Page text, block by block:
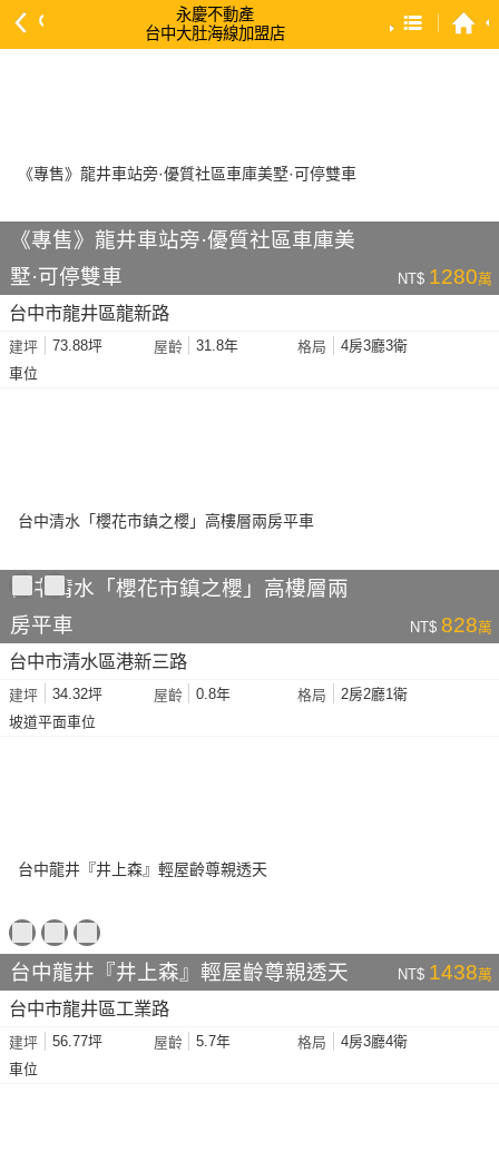
永慶不動產
台中大肚海線加盟店
依降幅 高 → 低
依土地坪數 大 → 小
《專售》龍井車站旁·優質社區車庫美
墅·可停雙車
NT$ 1280萬
台中市龍井區龍新路
建坪 73.88坪 屋齡 31.8年 格局
4房3廳3衛
車位
台中清水「櫻花市鎮之櫻」高樓層兩
房平車
NT$ 828萬
台中市清水區港新三路
建坪 34.32坪 屋齡 0.8年 格局
2房2廳1衛
坡道平面車位
台中龍井『井上森』輕屋齡尊親透天 NT$ 1438萬
台中市龍井區工業路
建坪 56.77坪 屋齡 5.7年 格局
4房3廳4衛
車位